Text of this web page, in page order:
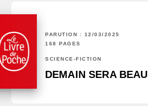
PARUTION : 12/03/2025
168 PAGES
SCIENCE-FICTION
DEMAIN SERA BEAU